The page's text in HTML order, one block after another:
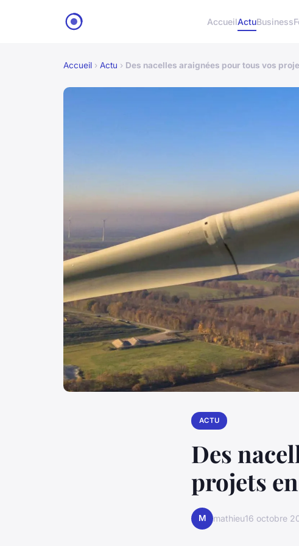
AccueilActuBusiness
Accueil › Actu › Des nacelles araignées pour tous vos
ACTU
Des
projets
M mathieu16 octobre